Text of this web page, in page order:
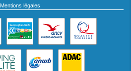
Mentions légales